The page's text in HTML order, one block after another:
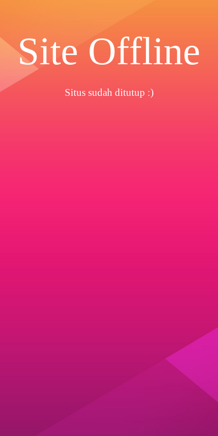
Site Offline
Situs sudah ditutup :)